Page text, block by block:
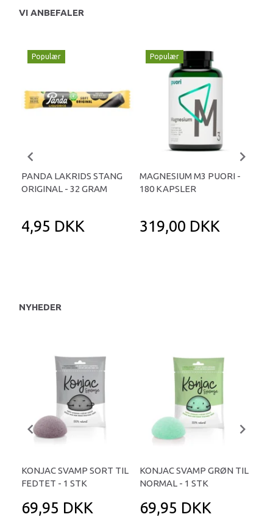
VI ANBEFALER
Populær
PANDA LAKRIDS STANG
ORIGINAL - 32 GRAM
4,95 DKK
Populær
MAGNESIUM M3 PUORI -
180 KAPSLER
319,00 DKK
NYHEDER
KONJAC SVAMP SORT TIL
FEDTET - 1 STK
69,95 DKK
KONJAC SVAMP GRØN TIL
NORMAL - 1 STK
69,95 DKK